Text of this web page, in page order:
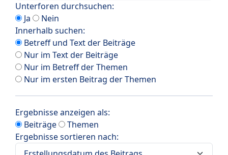
Unterforen durchsuchen:
Ja
Nein
Innerhalb suchen:
Betreff und Text der Beiträge
Nur im Text der Beiträge
Nur im Betreff der Themen
Nur im ersten Beitrag der Themen
Ergebnisse anzeigen als:
Beiträge
Themen
Ergebnisse sortieren nach: